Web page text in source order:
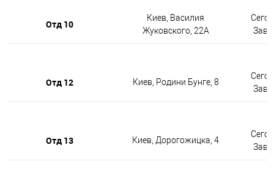
Отд 10
Киев, Василия
Жуковского, 22А
Отд 12 Киев, Родини Бунге, 8
Отд 13 Киев, Дорогожицка, 4